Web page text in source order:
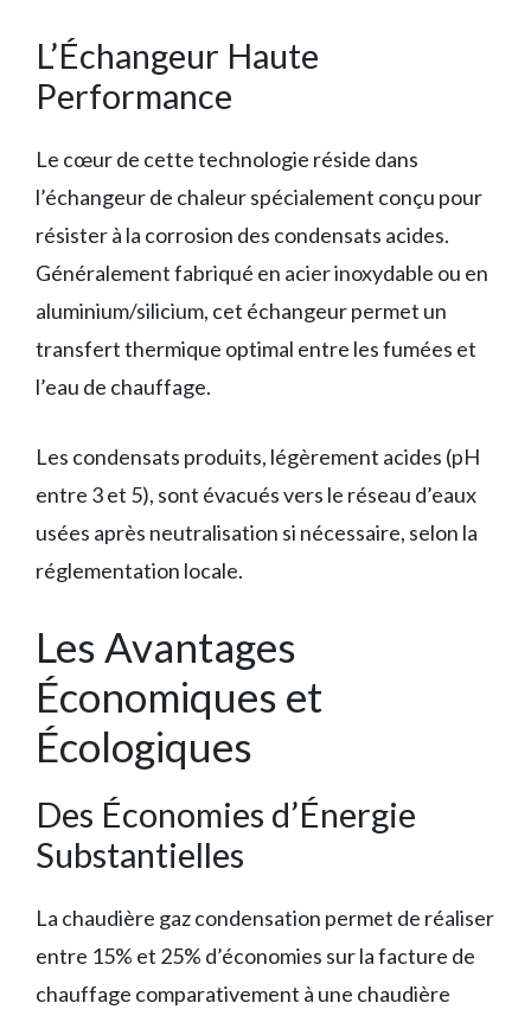
L’Échangeur Haute
Performance
Le cœur de cette technologie réside dans
l’échangeur de chaleur spécialement conçu pour
résister à la corrosion des condensats acides.
Généralement fabriqué en acier inoxydable ou en
aluminium/silicium, cet échangeur permet un
transfert thermique optimal entre les fumées et
l’eau de chauffage.
Les condensats produits, légèrement acides (pH
entre 3 et 5), sont évacués vers le réseau d’eaux
usées après neutralisation si nécessaire, selon la
réglementation locale.
Les Avantages
Économiques et
Écologiques
Des Économies d’Énergie
Substantielles
La chaudière gaz condensation permet de réaliser
entre 15% et 25% d’économies sur la facture de
chauffage comparativement à une chaudière